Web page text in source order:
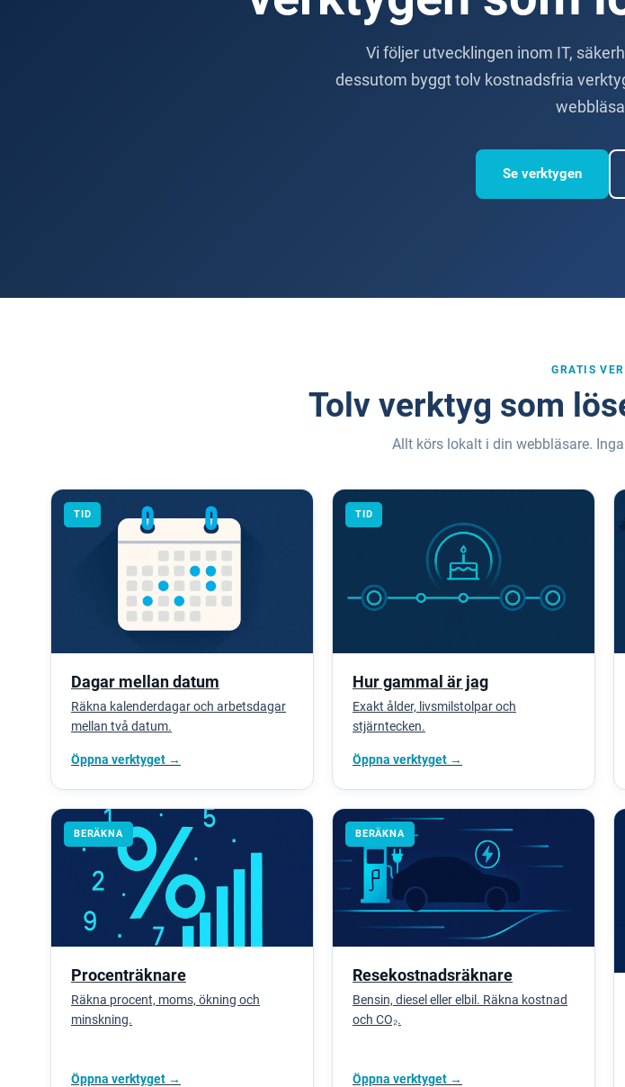
Vi följer utvecklingen inom IT,
dessutom byggt tolv kostnadsfria
Se verktygen
GRATIS
Tolv verktyg som
Allt körs lokalt i din webbläsare.
TID
Dagar mellan datum
Räkna kalenderdagar och arbetsdagar
mellan två datum.
Öppna verktyget →
TID
Hur gammal är jag
Exakt ålder, livsmilstolpar och
stjärntecken.
Öppna verktyget →
BERÄKNA
Procenträknare
Räkna procent, moms, ökning och
minskning.
Öppna verktyget →
BERÄKNA
Resekostnadsräknare
Bensin, diesel eller elbil. Räkna kostnad
och CO₂.
Öppna verktyget →